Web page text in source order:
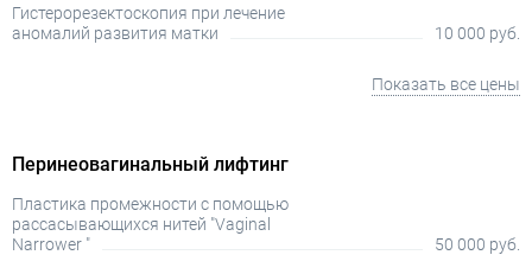
Гистерорезектоскопия при лечение
аномалий развития матки
10 000 руб.
Показать все цены
Перинеовагинальный лифтинг
Пластика промежности с помощью
рассасывающихся нитей "Vaginal
Narrower "
50 000 руб.